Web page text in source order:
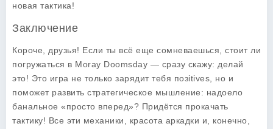
новая тактика!
Заключение
Короче, друзья! Если ты всё еще сомневаешься, стоит ли
погружаться в Moray Doomsday — сразу скажу: делай
это! Это игра не только зарядит тебя позitives, но и
поможет развить стратегическое мышление: надоело
банальное «просто вперед»? Придётся прокачать
тактику! Все эти механики, красота аркадки и, конечно,